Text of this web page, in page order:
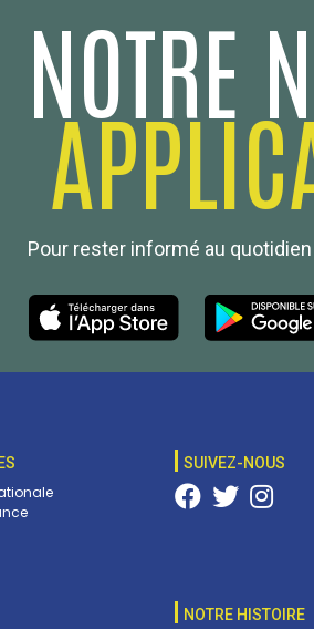
NOTRE
Pour rester informé au
SUIVEZ-NOUS
NOTRE HISTOIRE